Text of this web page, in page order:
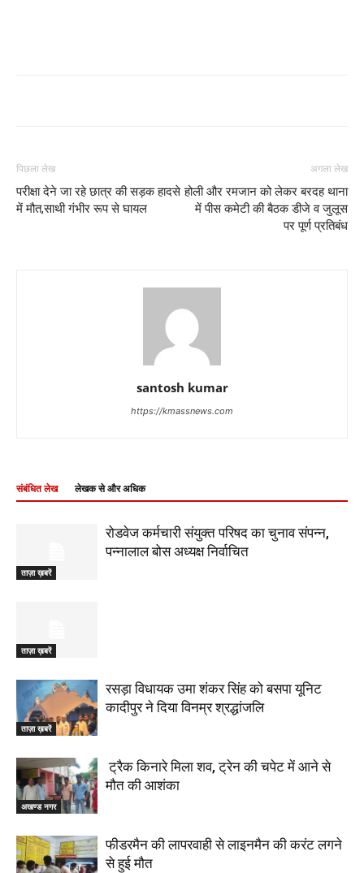
पिछला लेख
परीक्षा देने जा रहे छात्र की सड़क हादसे
में मौत,साथी गंभीर रूप से घायल
अगला लेख
होली और रमजान को लेकर बरदह थाना
में पीस कमेटी की बैठक डीजे व जुलूस
पर पूर्ण प्रतिबंध
santosh kumar
https://kmassnews.com
संबंधित लेख लेखक से और अधिक
ताज़ा ख़बरें
रोडवेज कर्मचारी संयुक्त परिषद का चुनाव संपन्न,
पन्नालाल बोस अध्यक्ष निर्वाचित
ताज़ा ख़बरें
ताज़ा ख़बरें
रसड़ा विधायक उमा शंकर सिंह को बसपा यूनिट
कादीपुर ने दिया विनम्र श्रद्धांजलि
अखण्ड नगर
ट्रैक किनारे मिला शव, ट्रेन की चपेट में आने से
मौत की आशंका
फीडरमैन की लापरवाही से लाइनमैन की करंट लगने
से हुई मौत